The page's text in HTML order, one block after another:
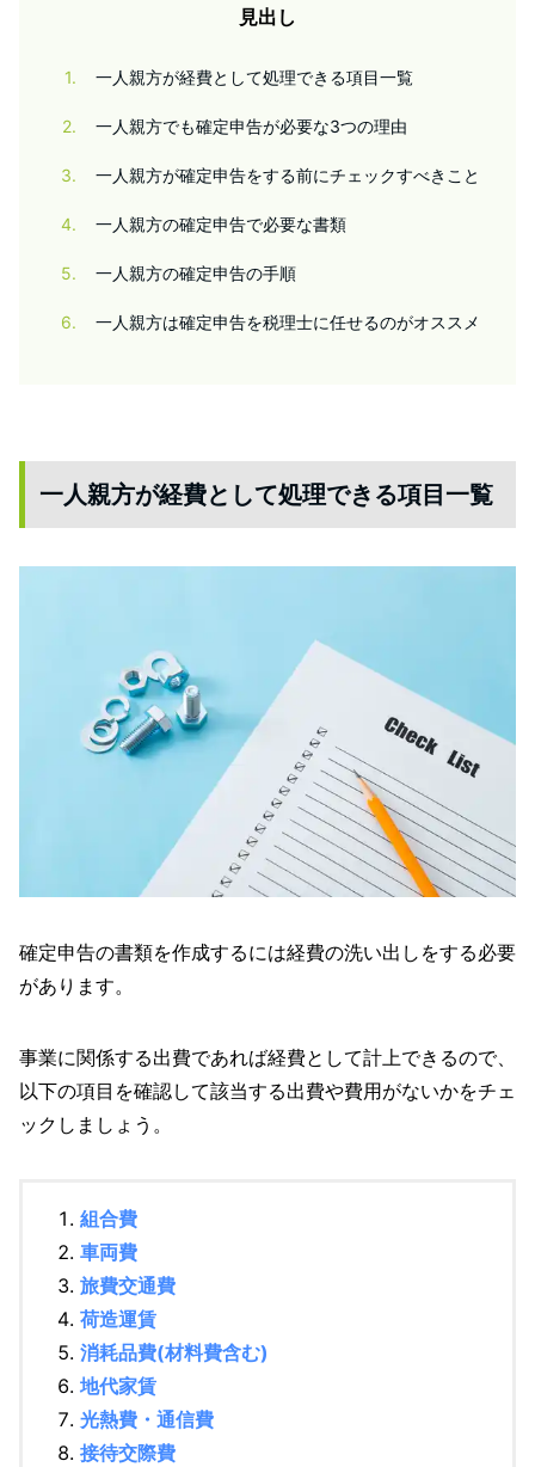
見出し
1 一人親方が経費として処理できる項目一覧
2 一人親方でも確定申告が必要な3つの理由
3 一人親方が確定申告をする前にチェックすべきこと
4 一人親方の確定申告で必要な書類
5 一人親方の確定申告の手順
6 一人親方は確定申告を税理士に任せるのがオススメ
一人親方が経費として処理できる項目一覧
確定申告の書類を作成するには経費の洗い出しをする必要
があります。
事業に関係する出費であれば経費として計上できるので、
以下の項目を確認して該当する出費や費用がないかをチェ
ックしましょう。
組合費
車両費
旅費交通費
荷造運賃
消耗品費(材料費含む)
地代家賃
光熱費・通信費
接待交際費